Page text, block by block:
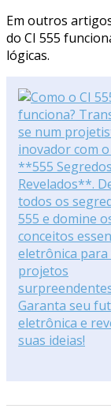
Em outros
do CI 555
lógicas.